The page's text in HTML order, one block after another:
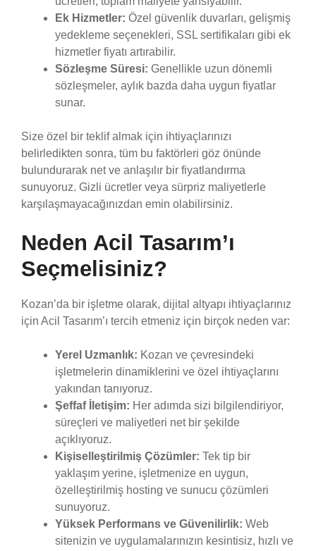
Ek Hizmetler: Özel güvenlik duvarları, gelişmiş
yedekleme seçenekleri, SSL sertifikaları gibi ek
hizmetler fiyatı artırabilir.
Sözleşme Süresi: Genellikle uzun dönemli
sözleşmeler, aylık bazda daha uygun fiyatlar
sunar.
Size özel bir teklif almak için ihtiyaçlarınızı
belirledikten sonra, tüm bu faktörleri göz önünde
bulundurarak net ve anlaşılır bir fiyatlandırma
sunuyoruz. Gizli ücretler veya sürpriz maliyetlerle
karşılaşmayacağınızdan emin olabilirsiniz.
Neden Acil Tasarım’ı
Seçmelisiniz?
Kozan’da bir işletme olarak, dijital altyapı ihtiyaçlarınız
için Acil Tasarım’ı tercih etmeniz için birçok neden var:
Yerel Uzmanlık: Kozan ve çevresindeki
işletmelerin dinamiklerini ve özel ihtiyaçlarını
yakından tanıyoruz.
Şeffaf İletişim: Her adımda sizi bilgilendiriyor,
süreçleri ve maliyetleri net bir şekilde
açıklıyoruz.
Kişiselleştirilmiş Çözümler: Tek tip bir
yaklaşım yerine, işletmenize en uygun,
özelleştirilmiş hosting ve sunucu çözümleri
sunuyoruz.
Yüksek Performans ve Güvenilirlik: Web
sitenizin ve uygulamalarınızın kesintisiz, hızlı ve